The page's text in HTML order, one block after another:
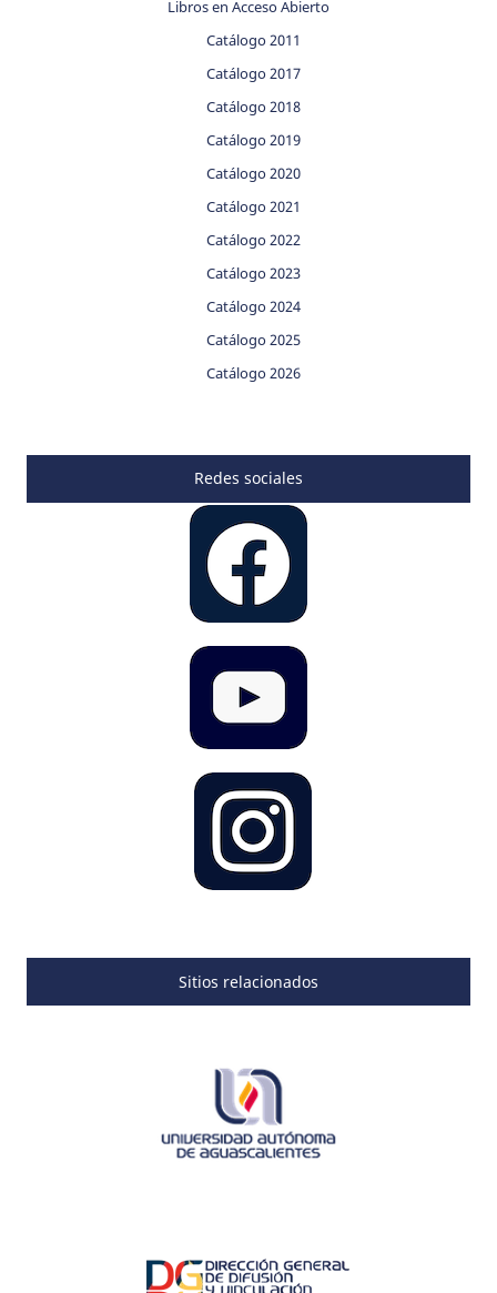
Libros en Acceso Abierto
Catálogo 2011
Catálogo 2017
Catálogo 2018
Catálogo 2019
Catálogo 2020
Catálogo 2021
Catálogo 2022
Catálogo 2023
Catálogo 2024
Catálogo 2025
Catálogo 2026
Redes sociales
Sitios relacionados